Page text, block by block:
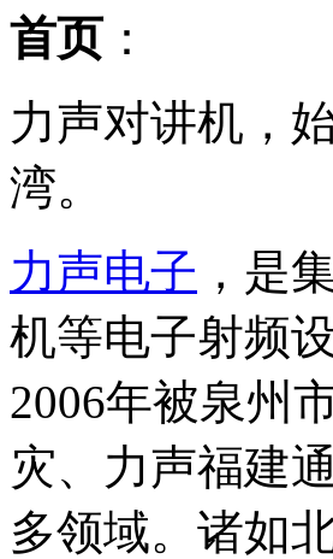
首页 ：
力声对讲机，
湾。
力声电子 ，是
机等电子射频
2006年被泉州
灾、力声福建
多领域。诸如